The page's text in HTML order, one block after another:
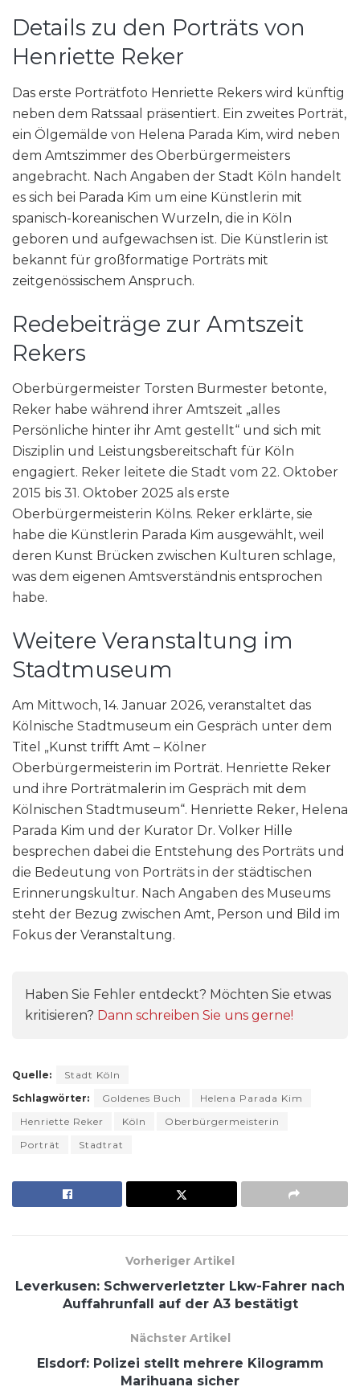
Details zu den Porträts von
Henriette Reker
Das erste Porträtfoto Henriette Rekers wird künftig
neben dem Ratssaal präsentiert. Ein zweites Porträt,
ein Ölgemälde von Helena Parada Kim, wird neben
dem Amtszimmer des Oberbürgermeisters
angebracht. Nach Angaben der Stadt Köln handelt
es sich bei Parada Kim um eine Künstlerin mit
spanisch-koreanischen Wurzeln, die in Köln
geboren und aufgewachsen ist. Die Künstlerin ist
bekannt für großformatige Porträts mit
zeitgenössischem Anspruch.
Redebeiträge zur Amtszeit
Rekers
Oberbürgermeister Torsten Burmester betonte,
Reker habe während ihrer Amtszeit „alles
Persönliche hinter ihr Amt gestellt“ und sich mit
Disziplin und Leistungsbereitschaft für Köln
engagiert. Reker leitete die Stadt vom 22. Oktober
2015 bis 31. Oktober 2025 als erste
Oberbürgermeisterin Kölns. Reker erklärte, sie
habe die Künstlerin Parada Kim ausgewählt, weil
deren Kunst Brücken zwischen Kulturen schlage,
was dem eigenen Amtsverständnis entsprochen
habe.
Weitere Veranstaltung im
Stadtmuseum
Am Mittwoch, 14. Januar 2026, veranstaltet das
Kölnische Stadtmuseum ein Gespräch unter dem
Titel „Kunst trifft Amt – Kölner
Oberbürgermeisterin im Porträt. Henriette Reker
und ihre Porträtmalerin im Gespräch mit dem
Kölnischen Stadtmuseum“. Henriette Reker, Helena
Parada Kim und der Kurator Dr. Volker Hille
besprechen dabei die Entstehung des Porträts und
die Bedeutung von Porträts in der städtischen
Erinnerungskultur. Nach Angaben des Museums
steht der Bezug zwischen Amt, Person und Bild im
Fokus der Veranstaltung.
Haben Sie Fehler entdeckt? Möchten Sie etwas
kritisieren? Dann schreiben Sie uns gerne!
Quelle:
Stadt Köln
Schlagwörter:
Goldenes Buch
Helena Parada Kim
Henriette Reker
Köln
Oberbürgermeisterin
Porträt
Stadtrat
Vorheriger Artikel
Leverkusen: Schwerverletzter Lkw-Fahrer nach
Auffahrunfall auf der A3 bestätigt
Nächster Artikel
Elsdorf: Polizei stellt mehrere Kilogramm
Marihuana sicher